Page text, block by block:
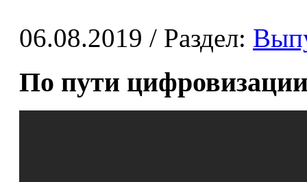
06.08.2019 / Раздел:
По пути